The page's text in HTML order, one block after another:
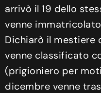
arrivò il 19 dello
venne immatricolato
Dichiarò il mestiere
venne classificato
(prigioniero per
dicembre venne